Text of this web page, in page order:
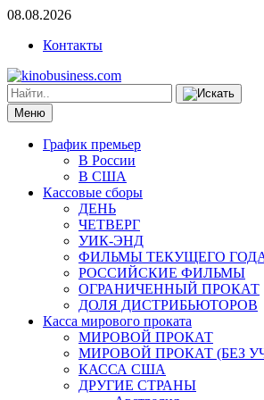
08.08.2026
Контакты
Меню
График премьер
В России
В США
Кассовые сборы
ДЕНЬ
ЧЕТВЕРГ
УИК-ЭНД
ФИЛЬМЫ ТЕКУЩЕГО
РОССИЙСКИЕ ФИЛЬМЫ
ОГРАНИЧЕННЫЙ ПРОКАТ
ДОЛЯ ДИСТРИБЬЮТОРОВ
Касса мирового проката
МИРОВОЙ ПРОКАТ
МИРОВОЙ ПРОКАТ (БЕЗ
КАССА США
ДРУГИЕ СТРАНЫ